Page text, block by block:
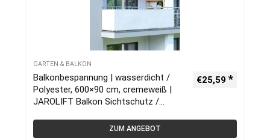
GARTEN & BALKON
Balkonbespannung | wasserdicht /
Polyester, 600×90 cm, cremeweiß |
JAROLIFT Balkon Sichtschutz /
€25,59
ZUM ANGEBOT